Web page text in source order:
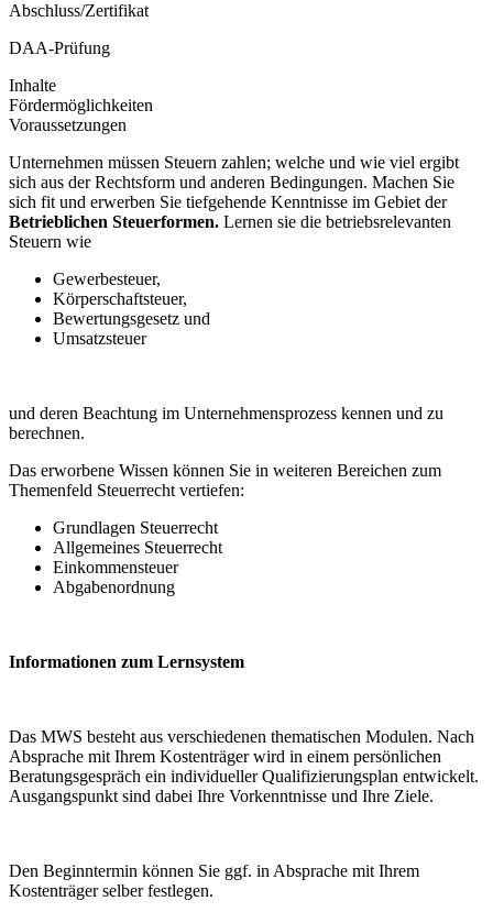
Abschluss/Zertifikat
DAA-Prüfung
Inhalte
Fördermöglichkeiten
Voraussetzungen
Unternehmen müssen Steuern zahlen; welche und wie viel ergibt
sich aus der Rechtsform und anderen Bedingungen. Machen Sie
sich fit und erwerben Sie tiefgehende Kenntnisse im Gebiet der
Betrieblichen Steuerformen. Lernen sie die betriebsrelevanten
Steuern wie
Gewerbesteuer,
Körperschaftsteuer,
Bewertungsgesetz und
Umsatzsteuer
und deren Beachtung im Unternehmensprozess kennen und zu
berechnen.
Das erworbene Wissen können Sie in weiteren Bereichen zum
Themenfeld Steuerrecht vertiefen:
Grundlagen Steuerrecht
Allgemeines Steuerrecht
Einkommensteuer
Abgabenordnung
Informationen zum Lernsystem
Das MWS besteht aus verschiedenen thematischen Modulen. Nach
Absprache mit Ihrem Kostenträger wird in einem persönlichen
Beratungsgespräch ein individueller Qualifizierungsplan entwickelt.
Ausgangspunkt sind dabei Ihre Vorkenntnisse und Ihre Ziele.
Den Beginntermin können Sie ggf. in Absprache mit Ihrem
Kostenträger selber festlegen.